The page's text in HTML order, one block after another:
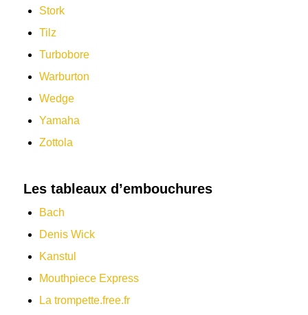
Stork
Tilz
Turbobore
Warburton
Wedge
Yamaha
Zottola
Les tableaux d’embouchures
Bach
Denis Wick
Kanstul
Mouthpiece Express
La trompette.free.fr